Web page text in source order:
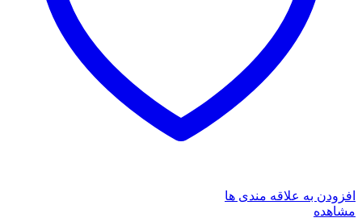
افزودن به علاقه مندی ها
مشاهده